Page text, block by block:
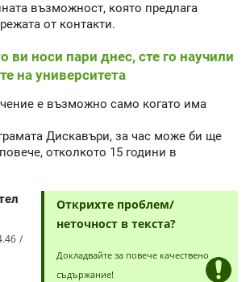
възможност, която предлага
от контакти.
ви носи пари днес, сте го научили
на университета
е възможно само когато има
Дискавъри, за час може би ще
отколкото 15 години в
Открихте проблем/
неточност в текста?
Докладвайте за повече качествено
съдържание!